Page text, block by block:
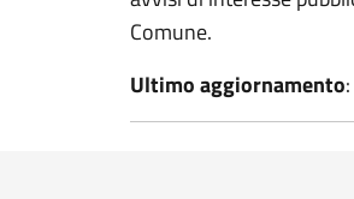
Comune.
Ultimo aggiornamento